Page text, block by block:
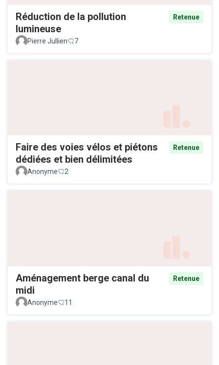
Réduction de la pollution
lumineuse
Retenue
Pierre Jullien 7
Faire des voies vélos et piétons
dédiées et bien délimitées
Retenue
Anonyme 2
Aménagement berge canal du
midi
Retenue
Anonyme 11